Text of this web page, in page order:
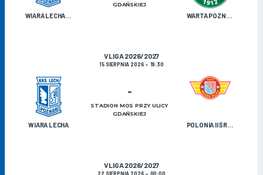
WIARA LECHA OLDBOJE WARTA POZNAŃ U-19
GDAŃSKIEJ
V LIGA 2026/2027
15 SIERPNIA 2026 19:30
WIARA LECHA POLONIA II ŚRODA WIELKOPOLSKA
-
STADION MOS PRZY ULICY
GDAŃSKIEJ
V LIGA 2026/2027
22 SIERPNIA 2026 00:00